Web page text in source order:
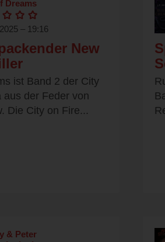
Dreams
– 19:16
New
ist Band 2 der City
aus der Feder von
Die City on Fire...
& Peter